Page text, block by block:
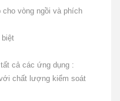
cho vòng ngồi và phích
biệt
cả các ứng dụng :
chất lượng kiểm soát